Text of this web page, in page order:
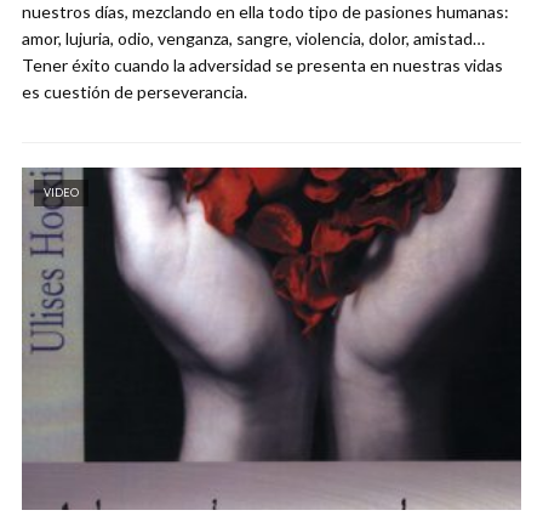
nuestros días, mezclando en ella todo tipo de pasiones humanas:
amor, lujuria, odio, venganza, sangre, violencia, dolor, amistad…
Tener éxito cuando la adversidad se presenta en nuestras vidas
es cuestión de perseverancia.
VIDEO